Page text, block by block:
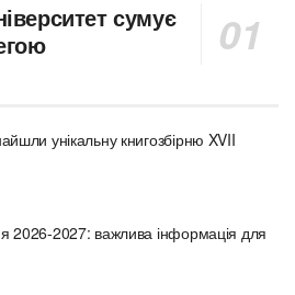
сумує
унікальну книгозбірню XVII
2026-2027: важлива інформація для